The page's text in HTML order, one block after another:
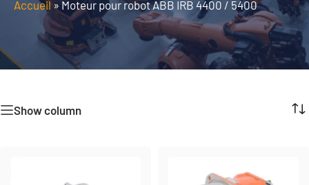
Accueil » Moteur pour robot ABB IRB 4400 / 5400
Show column